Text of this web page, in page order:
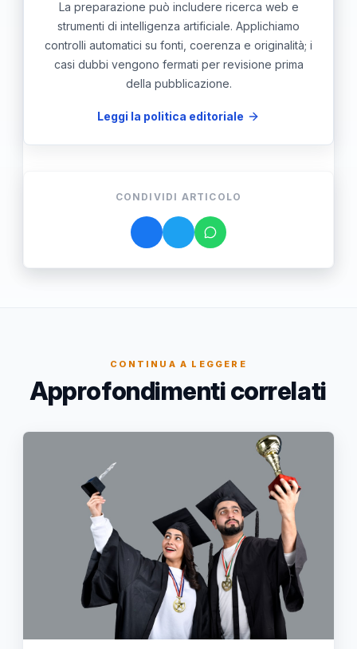
La preparazione può includere ricerca web e
strumenti di intelligenza artificiale. Applichiamo
controlli automatici su fonti, coerenza e originalità; i
casi dubbi vengono fermati per revisione prima
della pubblicazione.
Leggi la politica editoriale
CONDIVIDI ARTICOLO
CONTINUA A LEGGERE
Approfondimenti correlati